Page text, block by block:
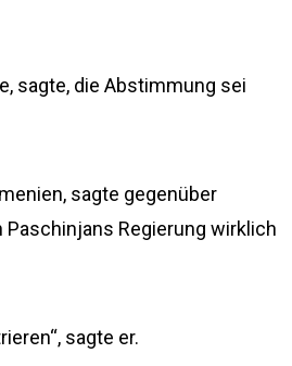
sagte, die Abstimmung sei
sagte gegenüber
Paschinjans Regierung wirklich
sagte er.